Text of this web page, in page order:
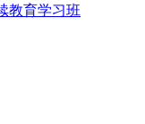
教育学习班